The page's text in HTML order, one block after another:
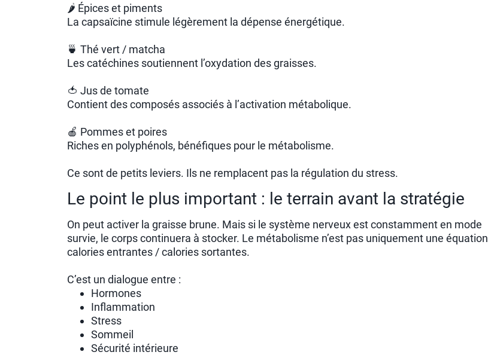
🌶 Épices et piments
La capsaïcine stimule légèrement la dépense énergétique.
🍵 Thé vert / matcha
Les catéchines soutiennent l’oxydation des graisses.
🍅 Jus de tomate
Contient des composés associés à l’activation métabolique.
🍎 Pommes et poires
Riches en polyphénols, bénéfiques pour le métabolisme.
Ce sont de petits leviers. Ils ne remplacent pas la régulation du stress.
Le point le plus important : le terrain avant la stratégie
On peut activer la graisse brune. Mais si le système nerveux est constamment en mode
survie, le corps continuera à stocker. Le métabolisme n’est pas uniquement une équation
calories entrantes / calories sortantes.
C’est un dialogue entre :
Hormones
Inflammation
Stress
Sommeil
Sécurité intérieure